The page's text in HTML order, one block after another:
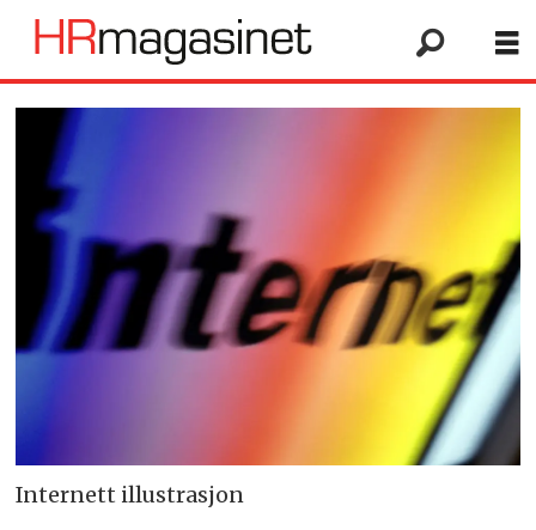
Internett illustrasjon